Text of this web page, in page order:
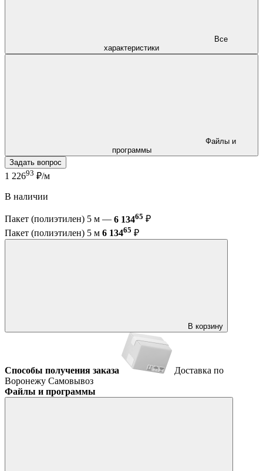
характеристики
программы
Задать вопрос
1 22693 ₽/м
В наличии
Пакет (полиэтилен) 5 м — 6 13465 ₽
Пакет (полиэтилен) 5 м 6 13465 ₽
В корзину
Способы получения заказа
Доставка по
Воронежу Самовывоз
Файлы и программы